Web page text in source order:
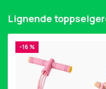
Lignende
-16 %